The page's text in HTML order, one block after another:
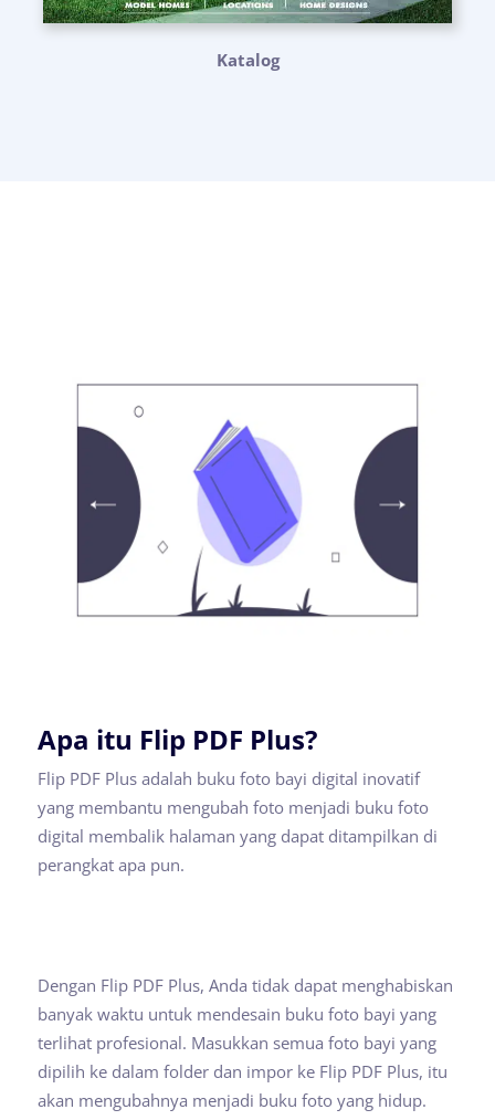
Katalog
Apa itu Flip PDF Plus?
Flip PDF Plus adalah buku foto bayi digital inovatif
yang membantu mengubah foto menjadi buku foto
digital membalik halaman yang dapat ditampilkan di
perangkat apa pun.
Dengan Flip PDF Plus, Anda tidak dapat menghabiskan
banyak waktu untuk mendesain buku foto bayi yang
terlihat profesional. Masukkan semua foto bayi yang
dipilih ke dalam folder dan impor ke Flip PDF Plus, itu
akan mengubahnya menjadi buku foto yang hidup.